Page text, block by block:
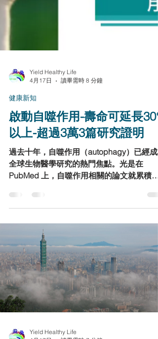
Yield Healthy Life
4月17日
讀畢需時 8 分鐘
健康新知
啟動自噬作用-壽命可延長
以上-超過3萬3篇研究證明
全球生物醫學研究的熱門焦點。光是在
PubMed 上，自噬作用相關的論文就累積超
退化、免疫、代謝疾病等各大領域。這樣的
究熱度，顯示科學界正把自噬作用視為「健
與長壽的關鍵開關」。 2016 年，日本學者大
隅良典因發現自噬作用的分子機制而榮獲諾
爾醫學獎。這不僅代表自噬作用的重要性獲
最高學術殿堂的肯定，也將這個原本屬於基
細胞生物學的名詞，推向全球關注的舞台。
更令人震撼的是，多項實驗數據指出，當自